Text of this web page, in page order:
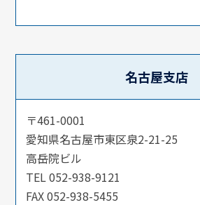
名古屋支店
〒461-0001
愛知県名古屋市東区泉2-21-25
高岳院ビル
TEL 052-938-9121
FAX 052-938-5455